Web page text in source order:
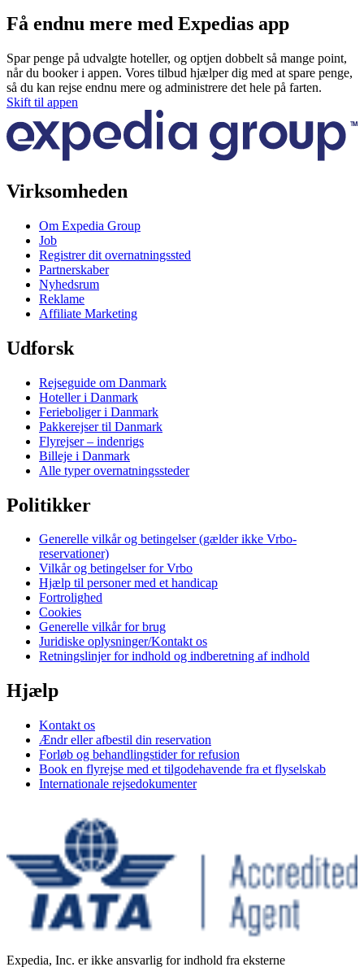
Få endnu mere med Expedias app
Spar penge på udvalgte hoteller, og optjen dobbelt så mange point,
når du booker i appen. Vores tilbud hjælper dig med at spare penge,
så du kan rejse endnu mere og administrere det hele på farten.
Skift til appen
Virksomheden
Om Expedia Group
Job
Registrer dit overnatningssted
Partnerskaber
Nyhedsrum
Reklame
Affiliate Marketing
Udforsk
Rejseguide om Danmark
Hoteller i Danmark
Ferieboliger i Danmark
Pakkerejser til Danmark
Flyrejser – indenrigs
Billeje i Danmark
Alle typer overnatningssteder
Politikker
Generelle vilkår og betingelser (gælder ikke Vrbo-
reservationer)
Vilkår og betingelser for Vrbo
Hjælp til personer med et handicap
Fortrolighed
Cookies
Generelle vilkår for brug
Juridiske oplysninger/Kontakt os
Retningslinjer for indhold og indberetning af indhold
Hjælp
Kontakt os
Ændr eller afbestil din reservation
Forløb og behandlingstider for refusion
Book en flyrejse med et tilgodehavende fra et flyselskab
Internationale rejsedokumenter
Expedia, Inc. er ikke ansvarlig for indhold fra eksterne